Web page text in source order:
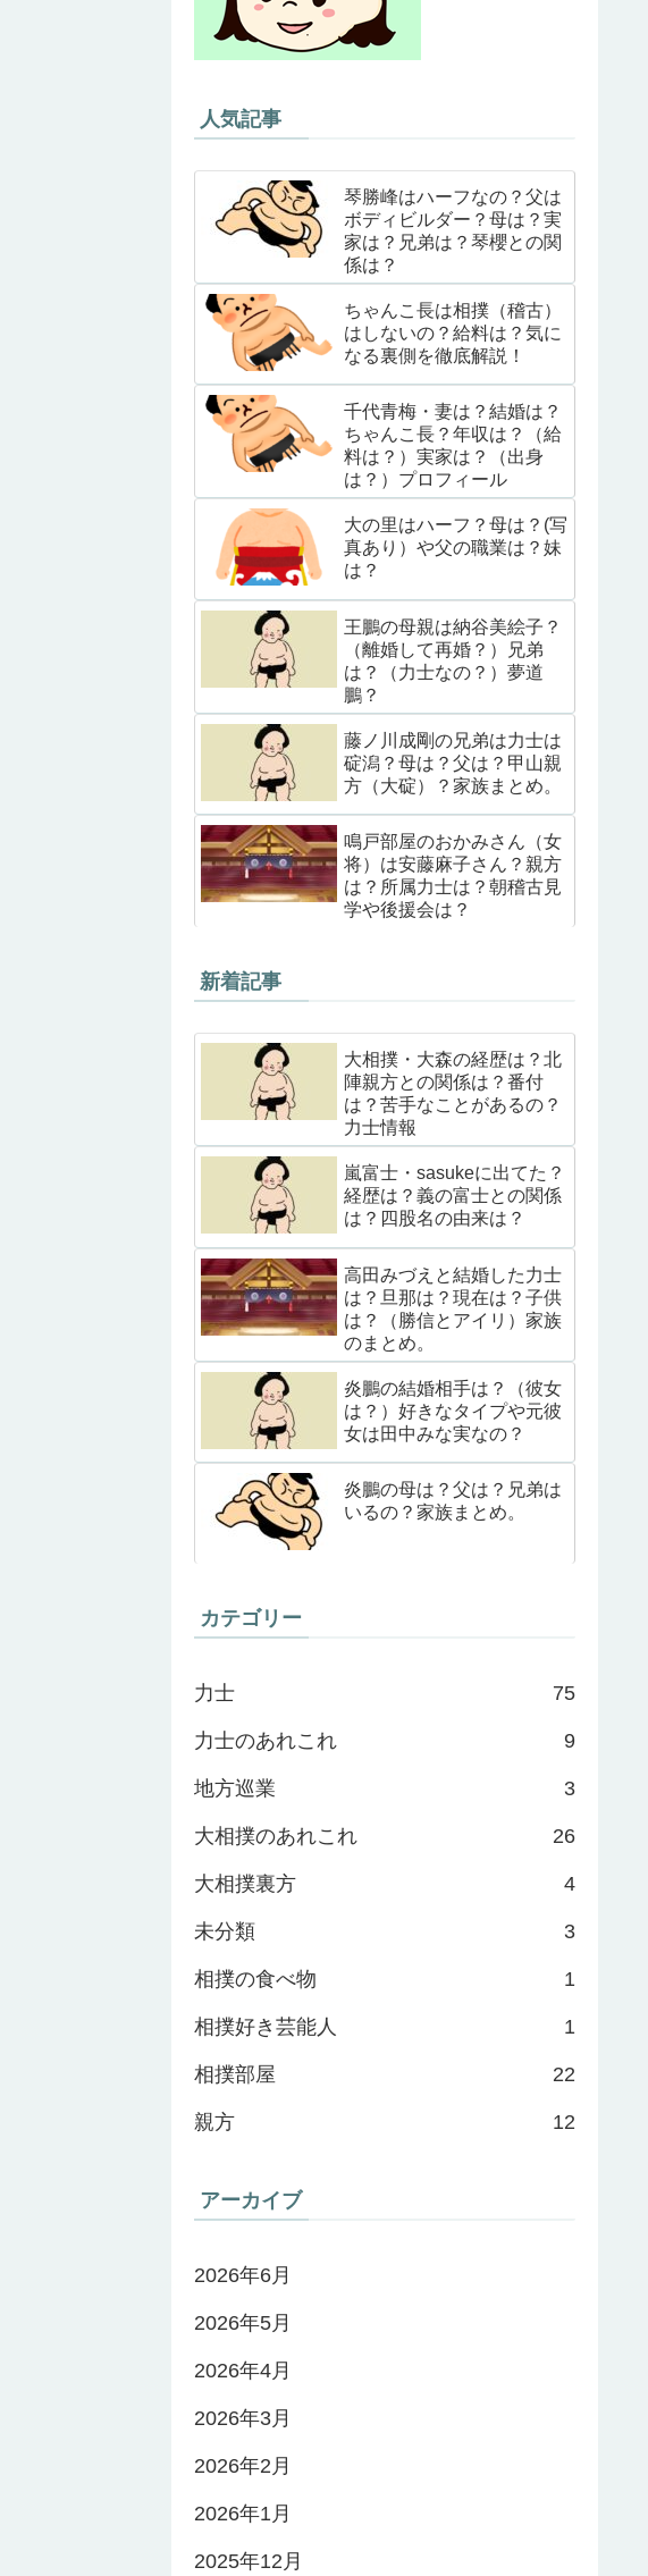
人気記事
琴勝峰はハーフなの？父は
ボディビルダー？母は？実
家は？兄弟は？琴櫻との関
係は？
ちゃんこ長は相撲（稽古）
はしないの？給料は？気に
なる裏側を徹底解説！
千代青梅・妻は？結婚は？
ちゃんこ長？年収は？（給
料は？）実家は？（出身
は？）プロフィール
大の里はハーフ？母は？(写
真あり）や父の職業は？妹
は？
王鵬の母親は納谷美絵子？
（離婚して再婚？）兄弟
は？（力士なの？）夢道
鵬？
藤ノ川成剛の兄弟は力士は
碇潟？母は？父は？甲山親
方（大碇）？家族まとめ。
鳴戸部屋のおかみさん（女
将）は安藤麻子さん？親方
は？所属力士は？朝稽古見
学や後援会は？
新着記事
大相撲・大森の経歴は？北
陣親方との関係は？番付
は？苦手なことがあるの？
力士情報
嵐富士・sasukeに出てた？
経歴は？義の富士との関係
は？四股名の由来は？
高田みづえと結婚した力士
は？旦那は？現在は？子供
は？（勝信とアイリ）家族
のまとめ。
炎鵬の結婚相手は？（彼女
は？）好きなタイプや元彼
女は田中みな実なの？
炎鵬の母は？父は？兄弟は
いるの？家族まとめ。
カテゴリー
力士 75
力士のあれこれ 9
地方巡業 3
大相撲のあれこれ 26
大相撲裏方 4
未分類 3
相撲の食べ物 1
相撲好き芸能人 1
相撲部屋 22
親方 12
アーカイブ
2026年6月
2026年5月
2026年4月
2026年3月
2026年2月
2026年1月
2025年12月